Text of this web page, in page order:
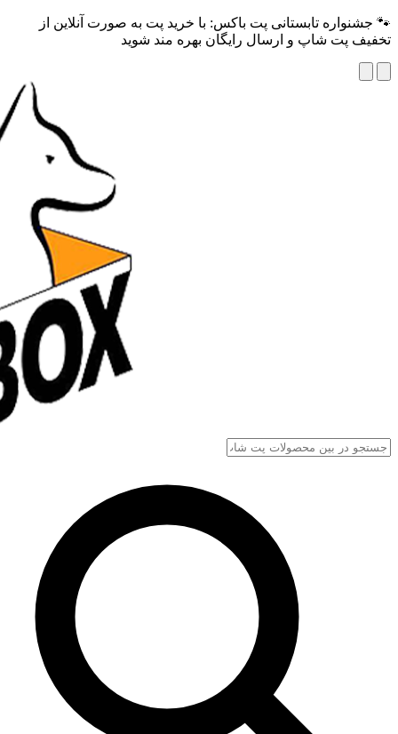
🐾 جشنواره تابستانی پت باکس: با خرید پت به صورت آنلاین از
تخفیف پت شاپ و ارسال رایگان بهره مند شوید